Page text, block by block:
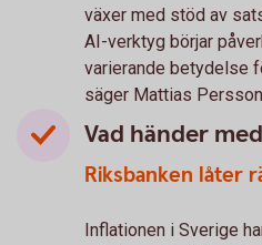
växer med stöd av
AI-verktyg börjar
varierande betydelse
säger Mattias
Vad händer
Riksbanken låter
Inflationen i Sverige